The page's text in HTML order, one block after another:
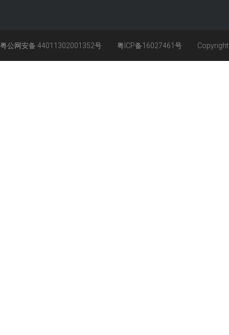
粤公网安备 44011302001352号 粤ICP备16027461号